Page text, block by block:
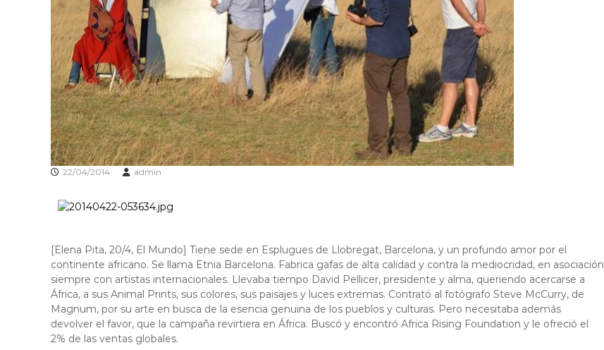
l
o
b
r
e
g
a
a
c
i
ó
d
'
E
s
u
e
s
d
e
L
l
o
22/04/2014 admin
[Elena Pita, 20/4, El Mundo] Tiene sede en Esplugues de Llobregat, Barcelona, y un profundo amor por el
continente africano. Se llama Etnia Barcelona. Fabrica gafas de alta calidad y contra la mediocridad, en asociación
siempre con artistas internacionales. Llevaba tiempo David Pellicer, presidente y alma, queriendo acercarse a
África, a sus Animal Prints, sus colores, sus paisajes y luces extremas. Contrató al fotógrafo Steve McCurry, de
Magnum, por su arte en busca de la esencia genuina de los pueblos y culturas. Pero necesitaba además
devolver el favor, que la campaña revirtiera en África. Buscó y encontró Africa Rising Foundation y le ofreció el
2% de las ventas globales.